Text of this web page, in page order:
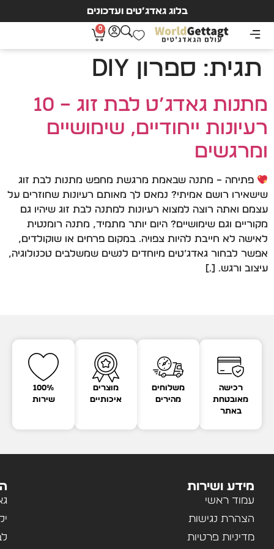
בלוג גאדג’טים ועדכונים
0
תגית: ספרון DIY
מתנות גאדג’ט לבת זוג – 10
רעיונות ייחודיים, שימושיים
ומרגשים
פתיחה – מתנה שבאמת מרגשת מחפש מתנות לבת זוג
שישאירו רושם אמיתי? נמאס לך מאותם רעיונות שחוזרים על
עצמם ואתה רוצה למצוא רעיונות למתנה לבת זוג שיהיו גם
מקוריים וגם שימושיים? היום יותר מתמיד, מתנה רומנטית
לאישה לא חייבת להיות צפויה. במקום פרחים או שוקולדים,
אפשר לבחור גאדג’טים מיוחדים לנשים שמשלבים טכנולוגיה,
עיצוב ורגש. […]
רכישה
מאובטחת
באתר
משלוחים
מהירים
מוצרים
איכותיים
100%
שירות
מידע ושירות
עמוד ראשי
הצהרת נגישות
מדיניות פרטיות